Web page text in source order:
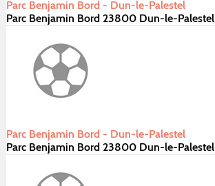
Parc Benjamin Bord - Dun-le-Palestel
Parc Benjamin Bord 23800 Dun-le-Palestel
Parc Benjamin Bord - Dun-le-Palestel
Parc Benjamin Bord 23800 Dun-le-Palestel